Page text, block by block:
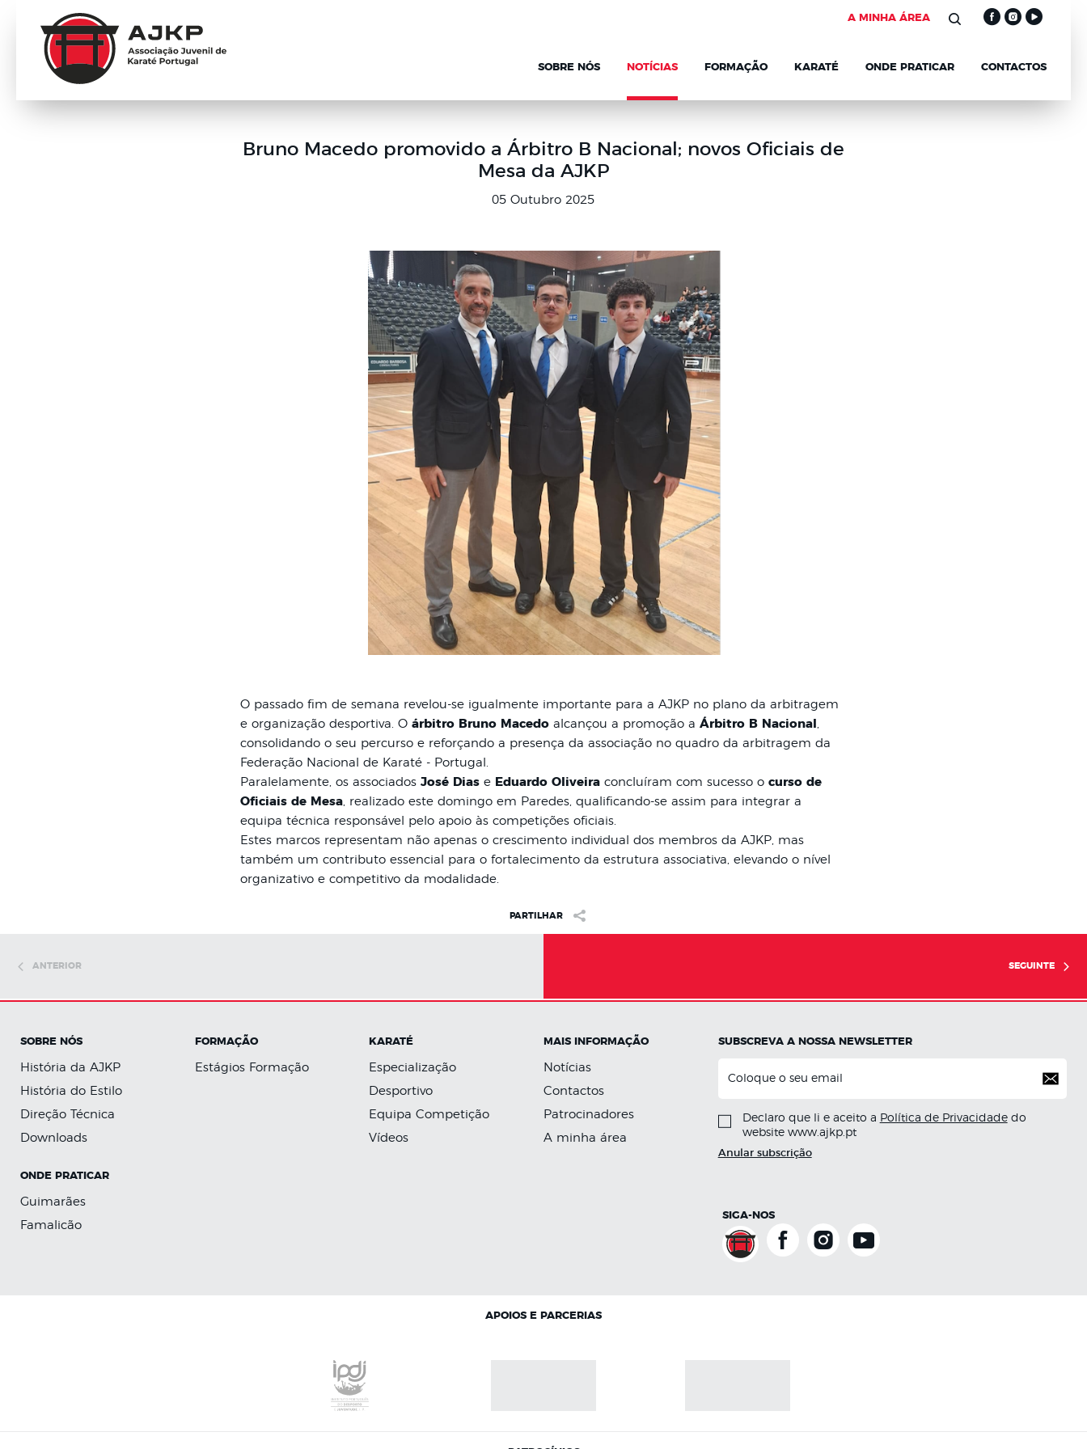
A MINHA ÁREA
SOBRE NÓS NOTÍCIAS FORMAÇÃO KARATÉ ONDE PRATICAR CONTACTOS
Bruno Macedo promovido a Árbitro B Nacional; novos Oficiais de
Mesa da AJKP
05 Outubro 2025
O passado fim de semana revelou-se igualmente importante para a AJKP no plano da arbitragem
e organização desportiva. O árbitro Bruno Macedoalcançou a promoção a Árbitro B Nacional ,
consolidando o seu percurso e reforçando a presença da associação no quadro da arbitragem da
Federação Nacional de Karaté - Portugal.
Paralelamente, os associados José Diase Eduardo Oliveiraconcluíram com sucesso o curso de
Oficiais de Mesa, realizado este domingo em Paredes, qualificando-se assim para integrar a
equipa técnica responsável pelo apoio às competições oficiais.
Estes marcos representam não apenas o crescimento individual dos membros da AJKP, mas
também um contributo essencial para o fortalecimento da estrutura associativa, elevando o nível
organizativo e competitivo da modalidade.
PARTILHAR
ANTERIOR SEGUINTE
SOBRE NÓS
História da AJKP
História do Estilo
Direção Técnica
Downloads
FORMAÇÃO
Estágios Formação
KARATÉ
Especialização
Desportivo
Equipa Competição
Vídeos
ONDE PRATICAR
Guimarães
Famalicão
MAIS INFORMAÇÃO
Notícias
Contactos
Patrocinadores
A minha área
SUBSCREVA A NOSSA NEWSLETTER
Declaro que li e aceito a Política de Privacidadedo
website www.ajkp.pt
Anular subscrição
SIGA-NOS
APOIOS E PARCERIAS